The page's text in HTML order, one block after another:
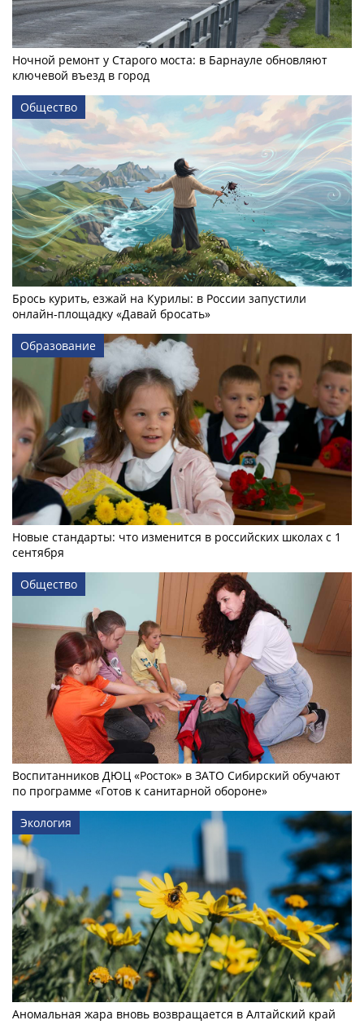
Ночной ремонт у Старого моста: в Барнауле обновляют
ключевой въезд в город
Общество
Брось курить, езжай на Курилы: в России запустили
онлайн-­площадку «Давай бросать»
Образование
Новые стандарты: что изменится в российских школах с 1
сентября
Общество
Воспитанников ДЮЦ «Росток» в ЗАТО Сибирский обучают
по программе «Готов к санитарной обороне»
Экология
Аномальная жара вновь возвращается в Алтайский край